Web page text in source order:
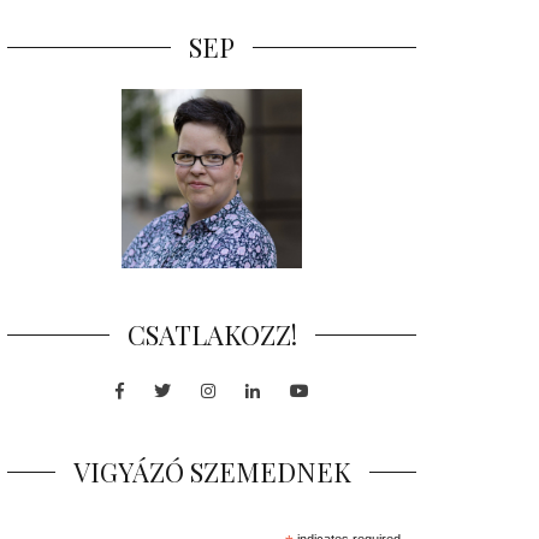
SEP
CSATLAKOZZ!
Facebook
TwitterInstagram
LinkedInYoutube
VIGYÁZÓ SZEMEDNEK